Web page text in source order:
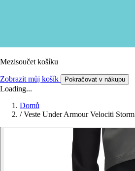
Mezisoučet košíku
Zobrazit můj košík Pokračovat v nákupu
Loading...
Domů
/ Veste Under Armour Velociti Storm